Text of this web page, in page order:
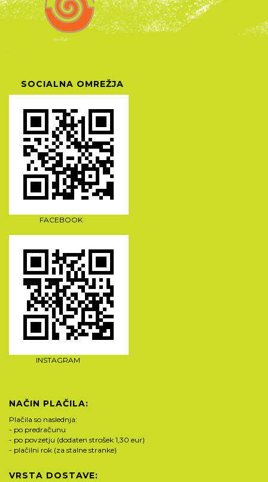
SOCIALNA OMREŽJA
FACEBOOK
INSTAGRAM
NAČIN PLAČILA:
Plačila so naslednja:
- po predračunu
- po povzetju (dodaten strošek 1,30 eur)
- plačilni rok (za stalne stranke)
VRSTA DOSTAVE: